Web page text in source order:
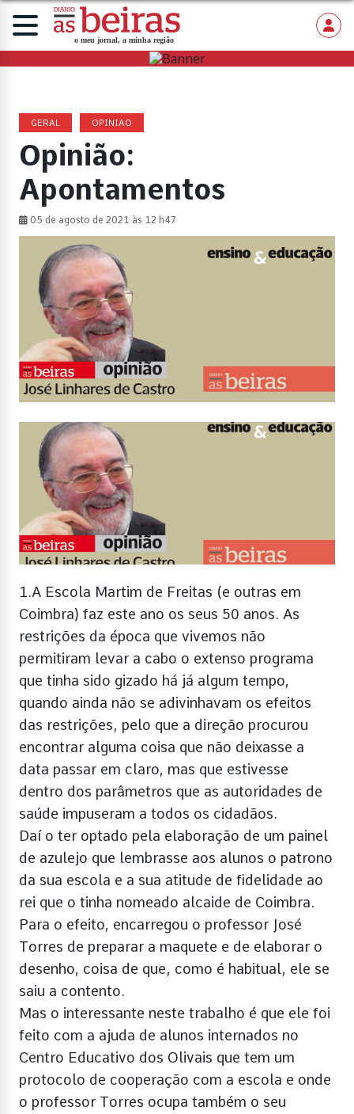
GERAL OPINIAO
Opinião:
Apontamentos
05 de agosto de 2021 às 12 h47
1.A Escola Martim de Freitas (e outras em
Coimbra) faz este ano os seus 50 anos. As
restrições da época que vivemos não
permitiram levar a cabo o extenso programa
que tinha sido gizado há já algum tempo,
quando ainda não se adivinhavam os efeitos
das restrições, pelo que a direção procurou
encontrar alguma coisa que não deixasse a
data passar em claro, mas que estivesse
dentro dos parâmetros que as autoridades de
saúde impuseram a todos os cidadãos.
Daí o ter optado pela elaboração de um painel
de azulejo que lembrasse aos alunos o patrono
da sua escola e a sua atitude de fidelidade ao
rei que o tinha nomeado alcaide de Coimbra.
Para o efeito, encarregou o professor José
Torres de preparar a maquete e de elaborar o
desenho, coisa de que, como é habitual, ele se
saiu a contento.
Mas o interessante neste trabalho é que ele foi
feito com a ajuda de alunos internados no
Centro Educativo dos Olivais que tem um
protocolo de cooperação com a escola e onde
o professor Torres ocupa também o seu